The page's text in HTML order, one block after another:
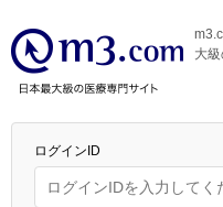
大
ログインID